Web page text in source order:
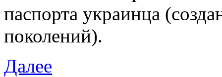
паспорта украинца
поколений).
Далее